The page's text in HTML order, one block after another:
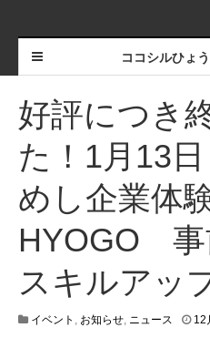
ココシルひょ
好評につき
た！1月13
めし企業体
HYOGO 事
スキルアッ
イベント , お知らせ, ニュース 12